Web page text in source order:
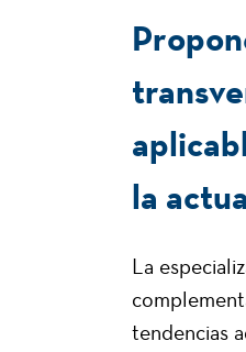
la
La
tendencias